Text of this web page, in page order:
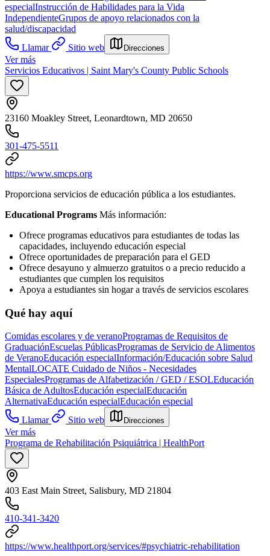
especialInstrucción de Habilidades para la Vida
IndependienteGrupos de apoyo relacionados con la
salud/discapacidad
Llamar
Sitio web Direcciones
Ver más
Servicios Educativos | Saint Mary's County Public Schools
23160 Moakley Street, Leonardtown, MD 20650
301-475-5511
https://www.smcps.org
Proporciona servicios de educación pública a los estudiantes.
Educational Programs Más información:
Ofrece programas educativos para estudiantes de todas las
capacidades, incluyendo educación especial
Ofrece oportunidades de preparación para el GED
Ofrece desayuno y almuerzo gratuitos o a precio reducido a
estudiantes que cumplen los requisitos
Apoya a estudiantes sin hogar a través de servicios escolares
Qué hay aquí
Comidas escolares y de veranoProgramas de Requisitos de
GraduaciónEscuelas PúblicasProgramas de Servicio de Alimentos
de VeranoEducación especialInformación/Educación sobre Salud
MentalLOCATE Cuidado de Niños - Necesidades
EspecialesProgramas de Alfabetización / GED / ESOLEducación
Básica de AdultosEducación especialEducación
AlternativaEducación especialEducación especial
Llamar
Sitio web Direcciones
Ver más
Programa de Rehabilitación Psiquiátrica | HealthPort
403 East Main Street, Salisbury, MD 21804
410-341-3420
https://www.healthport.org/services/#psychiatric-rehabilitation